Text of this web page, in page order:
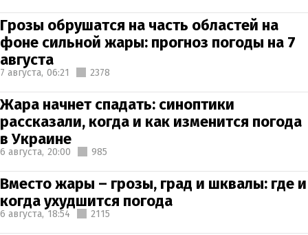
Грозы обрушатся на часть областей на
фоне сильной жары: прогноз погоды на 7
августа
7 августа, 06:21 2378
Жара начнет спадать: синоптики
рассказали, когда и как изменится погода
в Украине
6 августа, 20:00 985
Вместо жары – грозы, град и шквалы: где и
когда ухудшится погода
6 августа, 18:54 2115